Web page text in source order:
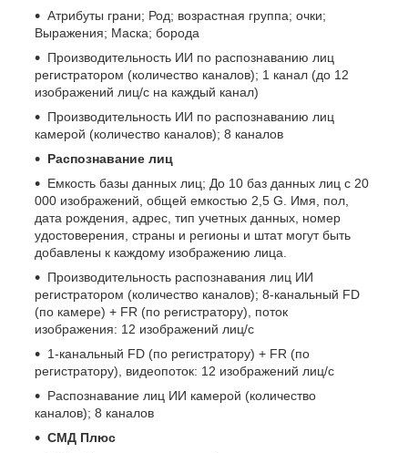
Атрибуты грани; Род; возрастная группа; очки;
Выражения; Маска; борода
Производительность ИИ по распознаванию лиц
регистратором (количество каналов); 1 канал (до 12
изображений лиц/с на каждый канал)
Производительность ИИ по распознаванию лиц
камерой (количество каналов); 8 каналов
Распознавание лиц
Емкость базы данных лиц; До 10 баз данных лиц с 20
000 изображений, общей емкостью 2,5 G. Имя, пол,
дата рождения, адрес, тип учетных данных, номер
удостоверения, страны и регионы и штат могут быть
добавлены к каждому изображению лица.
Производительность распознавания лиц ИИ
регистратором (количество каналов); 8-канальный FD
(по камере) + FR (по регистратору), поток
изображения: 12 изображений лиц/с
1-канальный FD (по регистратору) + FR (по
регистратору), видеопоток: 12 изображений лиц/с
Распознавание лиц ИИ камерой (количество
каналов); 8 каналов
СМД Плюс